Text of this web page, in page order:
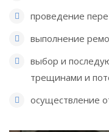
проведение
выполнение
выбор и
трещинами и
осуществление